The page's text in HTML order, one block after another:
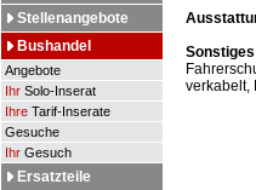
Stellenangebote
Bushandel
Angebote
Ihr Solo-Inserat
Ihre Tarif-Inserate
Gesuche
Ihr Gesuch
Ersatzteile
verkabelt,